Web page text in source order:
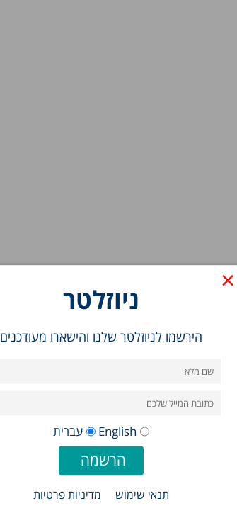
×
ניוזלטר
הירשמו לניוזלטר שלנו והישארו מעודכנים
English עברית
תנאי שימוש מדיניות פרטיות